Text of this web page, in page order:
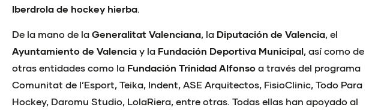
Iberdrola de hockey hierba
De la mano de la Generalitat Valenciana, la Diputación de Valencia, el
Ayuntamiento de Valencia y la Fundación Deportiva Municipal, así como de
otras entidades como la Fundación Trinidad Alfonso a través del programa
Comunitat de l’Esport, Teika, Indent, ASE Arquitectos, FisioClinic, Todo Para
Hockey, Daromu Studio, LolaRiera, entre otras. Todas ellas han apoyado al